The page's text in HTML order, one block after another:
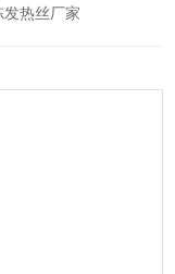
热丝厂家